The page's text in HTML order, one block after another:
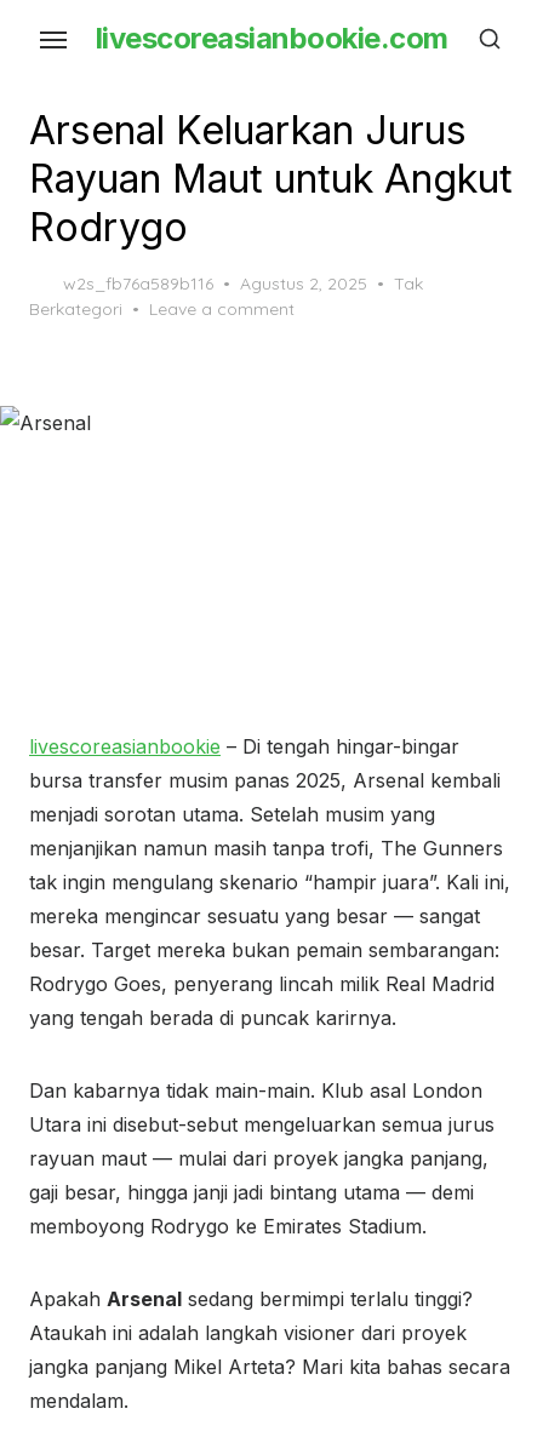
content
livescoreasianbookie.com
Arsenal Keluarkan Jurus
Rayuan Maut untuk Angkut
Rodrygo
w2s_fb76a589b116
Posted
on
Agustus 2, 2025
Tak
Berkategori
Leave a comment
livescoreasianbookie – Di tengah hingar-bingar
bursa transfer musim panas 2025, Arsenal kembali
menjadi sorotan utama. Setelah musim yang
menjanjikan namun masih tanpa trofi, The Gunners
tak ingin mengulang skenario “hampir juara”. Kali ini,
mereka mengincar sesuatu yang besar — sangat
besar. Target mereka bukan pemain sembarangan:
Rodrygo Goes, penyerang lincah milik Real Madrid
yang tengah berada di puncak karirnya.
Dan kabarnya tidak main-main. Klub asal London
Utara ini disebut-sebut mengeluarkan semua jurus
rayuan maut — mulai dari proyek jangka panjang,
gaji besar, hingga janji jadi bintang utama — demi
memboyong Rodrygo ke Emirates Stadium.
Apakah Arsenal sedang bermimpi terlalu tinggi?
Ataukah ini adalah langkah visioner dari proyek
jangka panjang Mikel Arteta? Mari kita bahas secara
mendalam.